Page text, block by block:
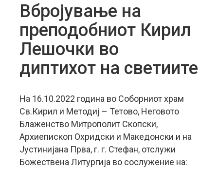
Вбројување на
преподобниот Кирил
Лешочки во
диптихот на светиите
На 16.10.2022 година во Соборниот храм
Св.Кирил и Методиј – Тетово, Неговото
Блаженство Митрополит Скопски,
Архиепископ Охридски и Македонски и на
Јустинијана Прва, г. г. Стефан, отслужи
Божествена Литургија во сослужение на: